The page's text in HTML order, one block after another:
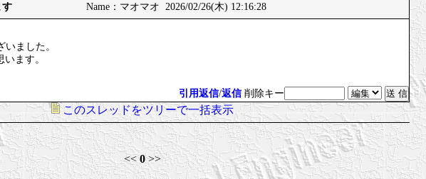
す Name：マオマオ 2026/02/26(木) 12:16:28
ました。
ます。
引用返信/返信 削除キー
このスレッドをツリーで一括表示
<<0>>